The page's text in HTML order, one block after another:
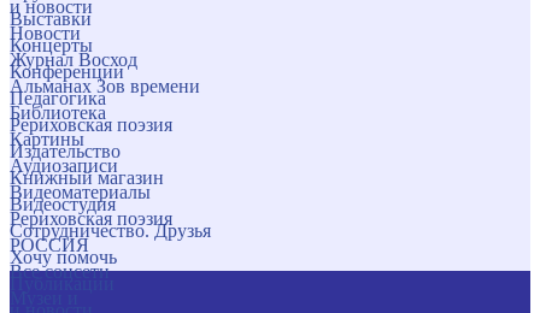
и новости
Новости
Журнал Восход
Альманах Зов времени
Библиотека
Картины
Аудиозаписи
Видеоматериалы
Рериховская поэзия
РОССИЯ
Все соцсети
Выставки
Концерты
Конференции
Педагогика
Рериховская поэзия
Издательство
Книжный магазин
Видеостудия
Сотрудничество. Друзья
Хочу помочь